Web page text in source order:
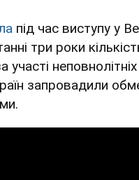
під час виступу у
три роки
участі
запровадили